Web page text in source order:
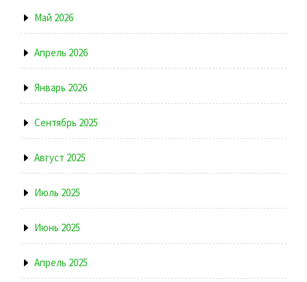
Май 2026
Апрель 2026
Январь 2026
Сентябрь 2025
Август 2025
Июль 2025
Июнь 2025
Апрель 2025